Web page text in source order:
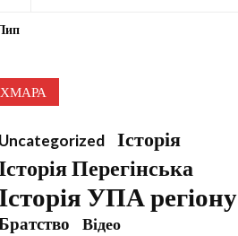
ХМАРА
Історія
Перегінська
УПА регіону
Відео